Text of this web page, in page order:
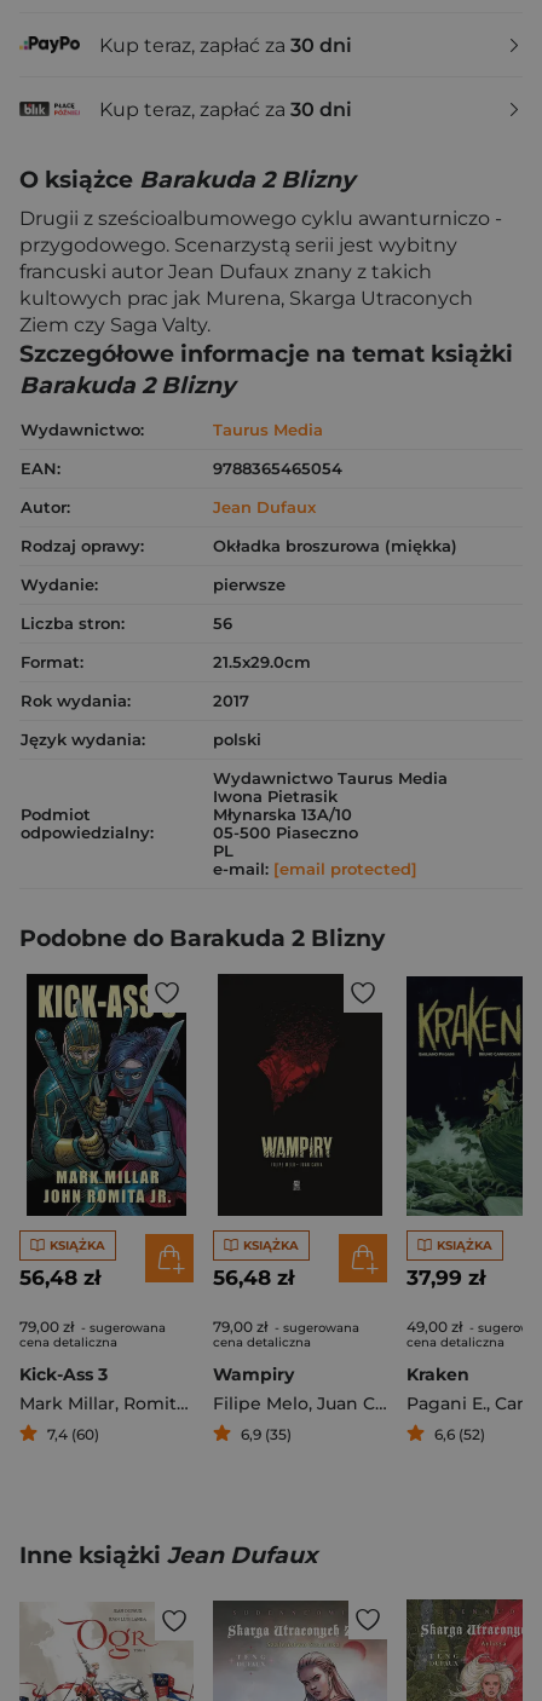
Kup teraz, zapłać za 30 dni
Kup teraz, zapłać za 30 dni
O książce Barakuda 2 Blizny
Drugii z sześcioalbumowego cyklu awanturniczo -
przygodowego. Scenarzystą serii jest wybitny
francuski autor Jean Dufaux znany z takich
kultowych prac jak Murena, Skarga Utraconych
Ziem czy Saga Valty.
Szczegółowe informacje na temat książki
Barakuda 2 Blizny
Wydawnictwo:
Taurus Media
EAN:
9788365465054
Autor:
Jean Dufaux
Rodzaj oprawy:
Okładka broszurowa (miękka)
Wydanie:
pierwsze
Liczba stron:
56
Format:
21.5x29.0cm
Rok wydania:
2017
Język wydania:
polski
Podmiot
odpowiedzialny:
Wydawnictwo Taurus Media
Iwona Pietrasik
Młynarska 13A/10
05-500 Piaseczno
PL
e-mail: [email protected]
Podobne do Barakuda 2 Blizny
KSIĄŻKA
56,48 zł
79,00 zł - sugerowana
cena detaliczna
Kick-Ass 3
Mark Millar, Romita John Jr.
7,4 (60)
KSIĄŻKA
56,48 zł
79,00 zł - sugerowana
cena detaliczna
Wampiry
Filipe Melo, Juan Cavia
6,9 (35)
KSIĄŻKA
37,99 zł
49,00 zł -
cena detaliczna
Kraken
Pagani E.,
6,6 (52)
Inne książki Jean Dufaux